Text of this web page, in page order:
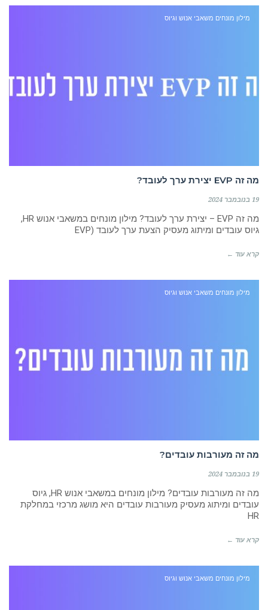
מילון מונחים משאבי אנוש וגיוס
מה זה EVP יצירת ערך לעובד?
19 בנובמבר 2024
מה זה EVP – יצירת ערך לעובד? מילון מונחים במשאבי אנוש HR,
גיוס עובדים ומיתוג מעסיק הצעת ערך לעובד (EVP
קרא עוד ←
מילון מונחים משאבי אנוש וגיוס
מה זה מעורבות עובדים?
19 בנובמבר 2024
מה זה מעורבות עובדים? מילון מונחים במשאבי אנוש HR, גיוס
עובדים ומיתוג מעסיק מעורבות עובדים היא מושג מרכזי במחלקת
HR
קרא עוד ←
מילון מונחים משאבי אנוש וגיוס